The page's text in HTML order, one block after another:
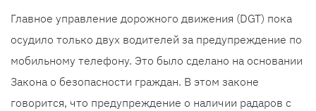
Главное управление дорожного движения (DGT) пока
осудило только двух водителей за предупреждение по
мобильному телефону. Это было сделано на основании
Закона о безопасности граждан. В этом законе
говорится, что предупреждение о наличии радаров с